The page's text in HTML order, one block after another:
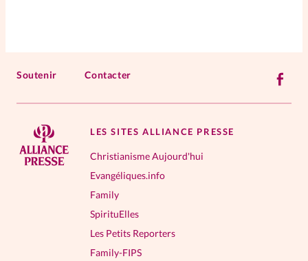
Soutenir Contacter
LES SITES ALLIANCE PRESSE
Christianisme Aujourd'hui
Evangéliques.info
Family
SpirituElles
Les Petits Reporters
Family-FIPS